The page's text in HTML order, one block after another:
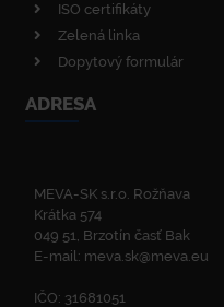
ISO certifikáty
Zelená linka
Dopytový formulár
ADRESA
MEVA-SK s.r.o. Rožňava
Krátka 574
049 51, Brzotín časť Bak
E-mail: meva.sk@meva.eu
IČO: 31681051